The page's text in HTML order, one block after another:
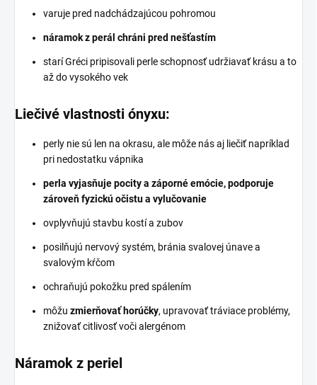
varuje pred nadchádzajúcou pohromou
náramok z perál chráni pred nešťastím
starí Gréci pripisovali perle schopnosť udržiavať krásu a to
až do vysokého vek
Liečivé vlastnosti ónyxu:
perly nie sú len na okrasu, ale môže nás aj liečiť napríklad
pri nedostatku vápnika
perla vyjasňuje pocity a záporné emócie, podporuje
zároveň fyzickú očistu a vylučovanie
ovplyvňujú stavbu kostí a zubov
posilňujú nervový systém, bránia svalovej únave a
svalovým kŕčom
ochraňujú pokožku pred spálením
môžu zmierňovať horúčky, upravovať tráviace problémy,
znižovať citlivosť voči alergénom
Náramok z periel